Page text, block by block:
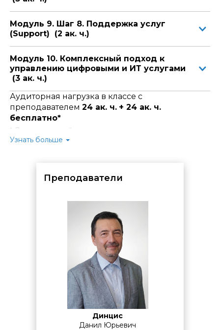
Модуль 9. Шаг 8. Поддержка услуг
(Support) (2 ак. ч.)
Модуль 10. Комплексный подход к
управлению цифровыми и ИТ услугами
(3 ак. ч.)
Аудиторная нагрузка в классе с
преподавателем 24 ак. ч. + 24 ак. ч.
бесплатно*
* Для слушателей курса предусмотрено
самостоятельной практической отработки и
выполнения домашних заданий и консультаций со
с 10:00 до 17:10:
с 9:00 до 10:00.
с 14:00 до 17:10:
с 13:15 до 14:00.
для занятийс 18:30 до 21:30:дополнительное
с 17:10 до 17:55.
По завершении обучения проводится
Она может проходить в виде теста на
последнем занятии или основываться на результатах
выполнения практических заданий в ходе курса.
Узнать больше
Преподаватели
Динцис
Данил Юрьевич